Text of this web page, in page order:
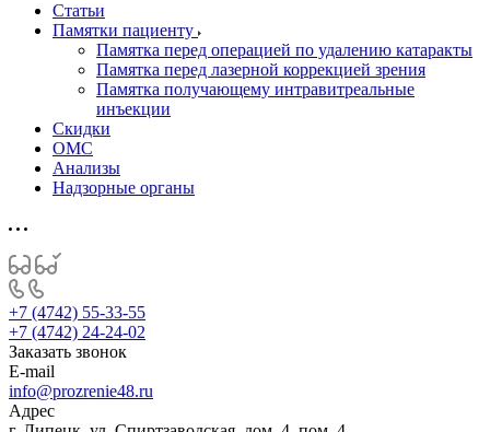
Статьи
Памятки пациенту
Памятка перед операцией по удалению катаракты
Памятка перед лазерной коррекцией зрения
Памятка получающему интравитреальные
инъекции
Скидки
ОМС
Анализы
Надзорные органы
+7 (4742) 55-33-55
+7 (4742) 24-24-02
Заказать звонок
E-mail
info@prozrenie48.ru
Адрес